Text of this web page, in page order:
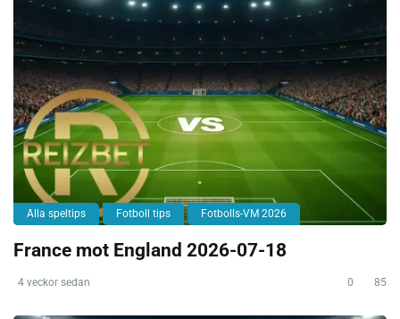
Alla speltips Fotboll tips Fotbolls-VM 2026
France mot England 2026-07-18
4 veckor sedan 0 85